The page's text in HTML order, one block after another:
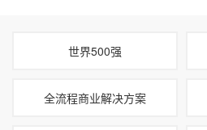
世界500强
全流程商业解决方案